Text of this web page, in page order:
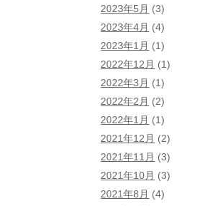
2023年5月 (3)
2023年4月 (4)
2023年1月 (1)
2022年12月 (1)
2022年3月 (1)
2022年2月 (2)
2022年1月 (1)
2021年12月 (2)
2021年11月 (3)
2021年10月 (3)
2021年8月 (4)